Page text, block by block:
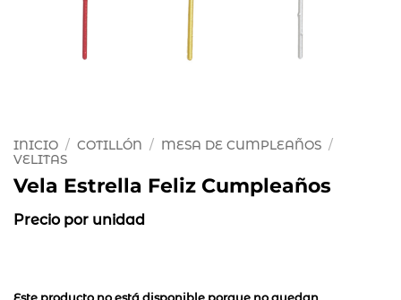
INICIO / COTILLÓN / MESA DE CUMPLEAÑOS /
VELITAS
Vela Estrella Feliz Cumpleaños
Precio por unidad